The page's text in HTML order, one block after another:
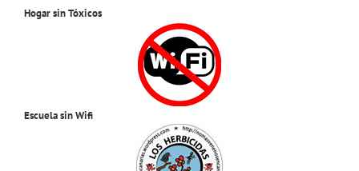
Hogar sin Tóxicos
Escuela sin Wifi